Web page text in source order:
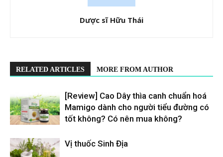
Dược sĩ Hữu Thái
RELATED ARTICLES MORE FROM AUTHOR
[Review] Cao Dây thìa canh chuẩn hoá
Mamigo dành cho người tiểu đường có
tốt không? Có nên mua không?
Vị thuốc Sinh Địa